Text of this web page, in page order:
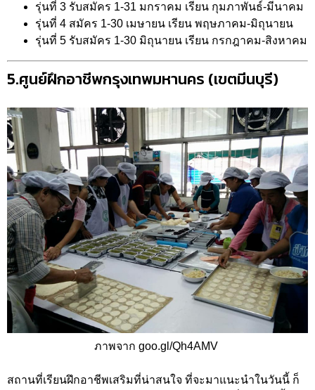
รุ่นที่ 3 รับสมัคร 1-31 มกราคม เรียน กุมภาพันธ์-มีนาคม
รุ่นที่ 4 สมัคร 1-30 เมษายน เรียน พฤษภาคม-มิถุนายน
รุ่นที่ 5 รับสมัคร 1-30 มิถุนายน เรียน กรกฎาคม-สิงหาคม
5.ศูนย์ฝึกอาชีพกรุงเทพมหานคร (เขตมีนบุรี)
ภาพจาก goo.gl/Qh4AMV
สถานที่เรียนฝึกอาชีพเสริมที่น่าสนใจ ที่จะมาแนะนำในวันนี้ ก็